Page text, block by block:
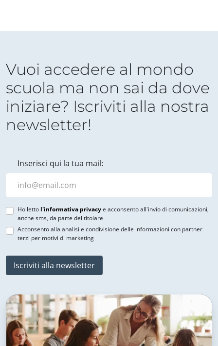
Vuoi accedere al mondo
scuola ma non sai da dove
iniziare? Iscriviti alla nostra
newsletter!
Inserisci qui la tua mail:
Ho letto l'informativa privacye acconsento all'invio di comunicazioni,
anche sms, da parte del titolare
Acconsento alla analisi e condivisione delle informazioni con partner
terzi per motivi di marketing
Iscriviti alla newsletter